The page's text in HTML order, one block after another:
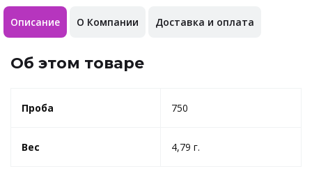
Описание О Компании Доставка и оплата
Об этом товаре
Проба 750
Вес 4,79 г.